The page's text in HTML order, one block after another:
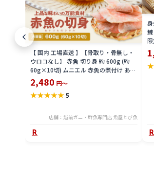
【 国内 工場直送 】【骨取り・骨無し・
ウロコなし】 赤魚 切り身 約 600g (約
60g×10切) ムニエル 赤魚の煮付け あん
かけ ホイル焼き アカウオ 送料無料
seak2305-600a
2,480 円～
★★★★★5
店舗：越前ガニ・鮮魚専門店 魚屋とび魚
★